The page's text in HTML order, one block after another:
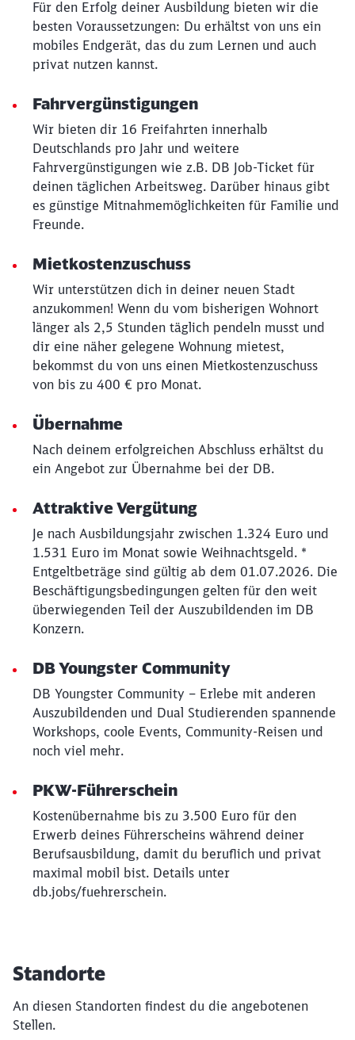
Für den Erfolg deiner Ausbildung bieten wir die
besten Voraussetzungen: Du erhältst von uns ein
mobiles Endgerät, das du zum Lernen und auch
privat nutzen kannst.
Fahrvergünstigungen
Wir bieten dir 16 Freifahrten innerhalb
Deutschlands pro Jahr und weitere
Fahrvergünstigungen wie z.B. DB Job-Ticket für
deinen täglichen Arbeitsweg. Darüber hinaus gibt
es günstige Mitnahmemöglichkeiten für Familie und
Freunde.
Mietkostenzuschuss
Wir unterstützen dich in deiner neuen Stadt
anzukommen! Wenn du vom bisherigen Wohnort
länger als 2,5 Stunden täglich pendeln musst und
dir eine näher gelegene Wohnung mietest,
bekommst du von uns einen Mietkostenzuschuss
von bis zu 400 € pro Monat.
Übernahme
Nach deinem erfolgreichen Abschluss erhältst du
ein Angebot zur Übernahme bei der DB.
Attraktive Vergütung
Je nach Ausbildungsjahr zwischen 1.324 Euro und
1.531 Euro im Monat sowie Weihnachtsgeld. *
Entgeltbeträge sind gültig ab dem 01.07.2026. Die
Beschäftigungsbedingungen gelten für den weit
überwiegenden Teil der Auszubildenden im DB
Konzern.
DB Youngster Community
DB Youngster Community – Erlebe mit anderen
Auszubildenden und Dual Studierenden spannende
Workshops, coole Events, Community-Reisen und
noch viel mehr.
PKW-Führerschein
Kostenübernahme bis zu 3.500 Euro für den
Erwerb deines Führerscheins während deiner
Berufsausbildung, damit du beruflich und privat
maximal mobil bist. Details unter
db.jobs/fuehrerschein.
Standorte
An diesen Standorten findest du die angebotenen
Stellen.
werden?
Abbrechen Weiter